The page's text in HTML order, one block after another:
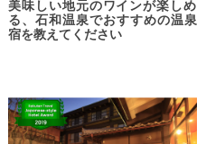
美味しい地元のワインが楽しめ
る、石和温泉でおすすめの温泉
宿を教えてください